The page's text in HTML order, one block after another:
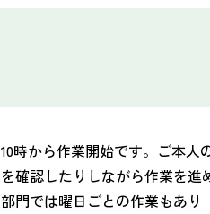
10時から作業開始です。ご本人
を確認したりしながら作業を進
部門では曜日ごとの作業もあり